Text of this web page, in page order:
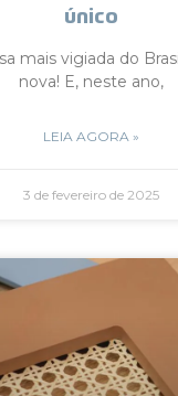
único
mais vigiada do
nova! E, neste ano,
LEIA AGORA »
3 de fevereiro de 2025